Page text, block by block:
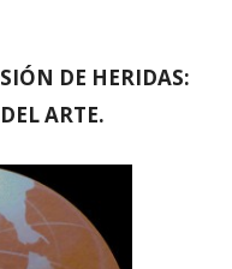
DE HERIDAS:
ARTE.